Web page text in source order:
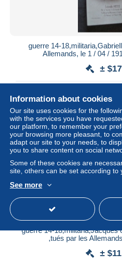
guerre 14-
Allemands, le 1 / 04 /
±
New
guerre 14-18,militaria,Jacques
,tués par les
±
Information about cookies
Our site uses cookies for the
with the services you have
our platform, to remember your
your browsing more pleasant, to
adapt our site to your needs, to
you to share content on social
Some of these cookies are
site, others can be set according to
See more